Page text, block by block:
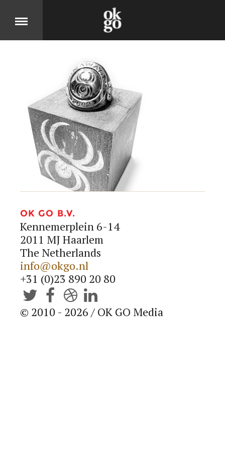
Over
DIT IS OK GO
Cases
BEKIJK ONZE PRODUCTEN
Jobs
KOM MOOIE DINGEN MAKEN
Blog
LEES EEN BEETJE BIJ
Contact
OK GO B.V.
Kennemerplein 6-14
2011 MJ Haarlem
The Netherlands
info@okgo.nl
+31 (0)23 890 20 80
   
© 2010 - 2026 / OK GO Media